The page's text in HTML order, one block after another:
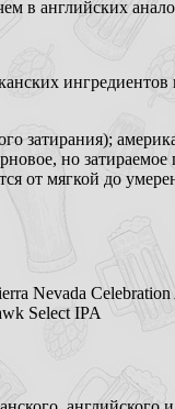
в английских
ингредиентов
затирания);
но затираемое
от мягкой до
Nevada
Select IPA